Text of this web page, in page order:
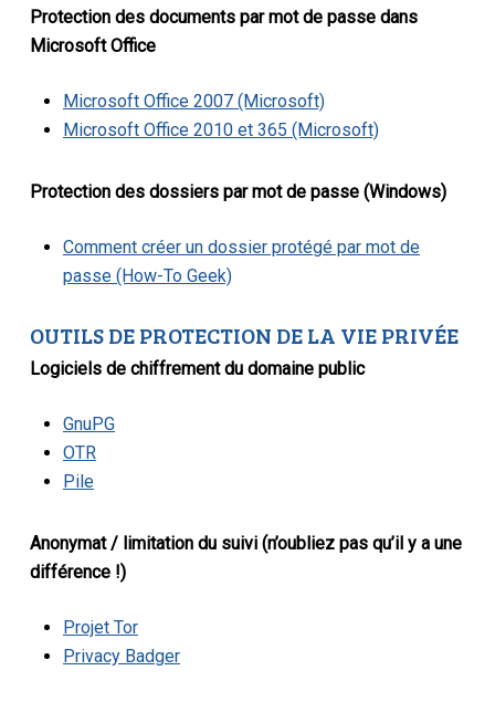
Protection des documents par mot de passe dans
Microsoft Office
Microsoft Office 2007 (Microsoft)
Microsoft Office 2010 et 365 (Microsoft)
Protection des dossiers par mot de passe (Windows)
Comment créer un dossier protégé par mot de
passe (How-To Geek)
OUTILS DE PROTECTION DE LA VIE PRIVÉE
Logiciels de chiffrement du domaine public
GnuPG
OTR
Pile
Anonymat / limitation du suivi (n’oubliez pas qu’il y a une
différence !)
Projet Tor
Privacy Badger